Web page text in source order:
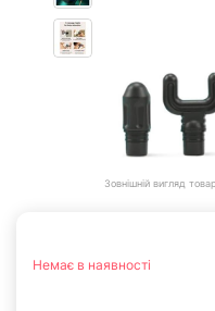
Зовнішній вигляд
Немає в наявності